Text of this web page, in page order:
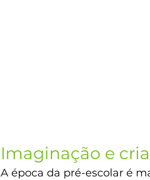
Imaginação e
A época da pré-escolar é